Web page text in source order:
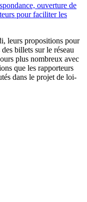
ouverture de
pour faciliter les
leurs propositions pour
billets sur le réseau
plus nombreux avec
que les rapporteurs
dans le projet de loi-